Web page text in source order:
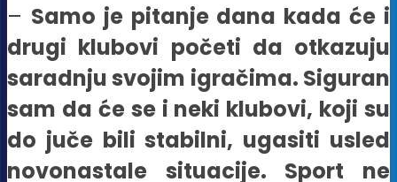
– Samo je pitanje dana kada će i
drugi klubovi početi da otkazuju
saradnju svojim igračima. Siguran
sam da će se i neki klubovi, koji su
do juče bili stabilni, ugasiti usled
novonastale situacije. Sport ne